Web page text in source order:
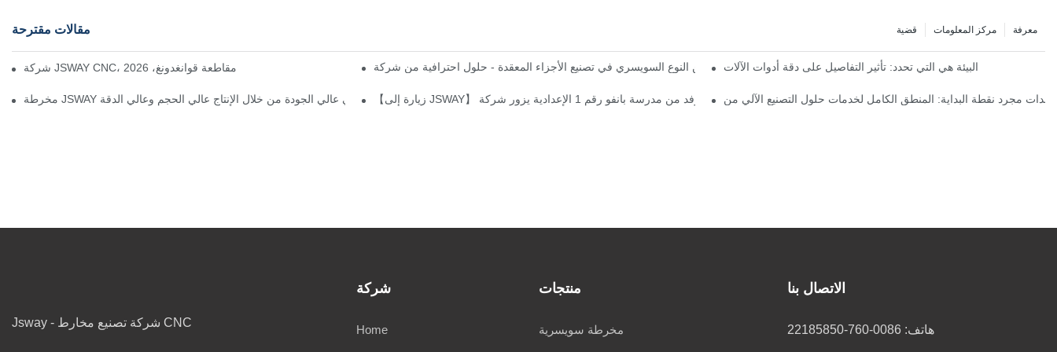
مقالات مقترحة معرفة مركز المعلومات قضية
شركة JSWAY CNC، الشركة الرائدة في تصنيع المخارط السويسرية في مقاطعة قوانغدونغ، 2026 مزايا وتحديات استخدام المخارط الأوتوماتيكية من النوع السويسري في تصنيع الأجزاء المعقدة - حلول احترافية من شركة JSWAY CNC
البيئة هي التي تحدد: تأثير التفاصيل على دقة أدوات الآلات
مخرطة JSWAY من النوع السويسري: تمكين حقبة جديدة من التصنيع الذكي عالي الجودة من خلال الإنتاج عالي الحجم وعالي الدقة 【زيارة إلى JSWAY】 وفد من مدرسة بانفو رقم 1 الإعدادية يزور شركة JSWAY CNC في إطار نشاط اجتماعي
Jsway - شركة تصنيع مخارط CNC
شركة
Home
منتجات
مخرطة سويسرية
الاتصال بنا
هاتف: 0086-760-22185850